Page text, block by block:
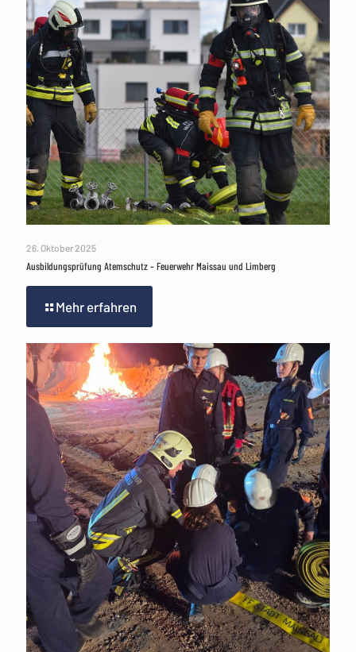
26. Oktober 2025
Ausbildungsprüfung Atemschutz – Feuerwehr Maissau und Limberg
Mehr erfahren